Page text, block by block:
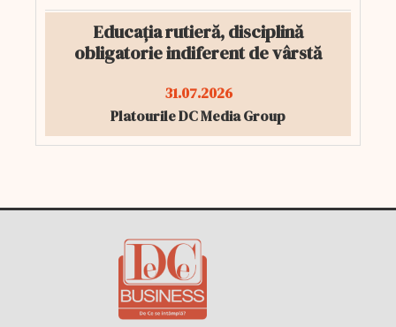
Educația rutieră, disciplină
obligatorie indiferent de vârstă
31.07.2026
Platourile DC Media Group